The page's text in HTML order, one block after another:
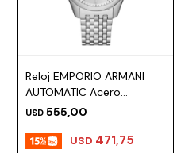
Reloj EMPORIO ARMANI
AUTOMATIC Acero
Plateado Esfera 41mm
USD 555,00
USD 471,75
Mistral
Lamy
CompraBlog